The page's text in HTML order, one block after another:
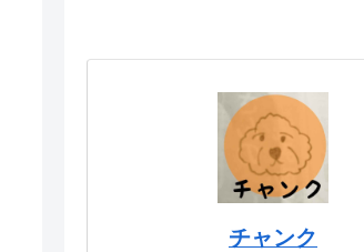
チャンク